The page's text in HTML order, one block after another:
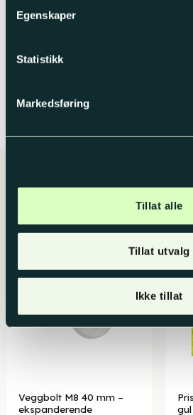
Egenskaper
Statistikk
Markedsføring
Tillat alle
Tillat utvalg
Ikke tillat
Drift:
Presis og pålitelig
Kvalitet:
Profesjonell
Husk dette til
Veggbolt M8 40 mm –
ekspanderende
gul